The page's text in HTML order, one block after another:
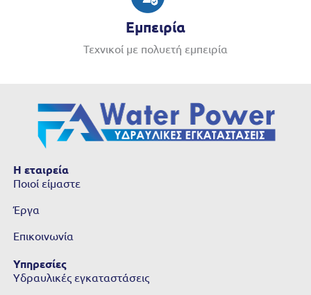
Εμπειρία
Τεχνικοί με πολυετή εμπειρία
Η εταιρεία
Ποιοί είμαστε
Έργα
Επικοινωνία
Υπηρεσίες
Υδραυλικές εγκαταστάσεις